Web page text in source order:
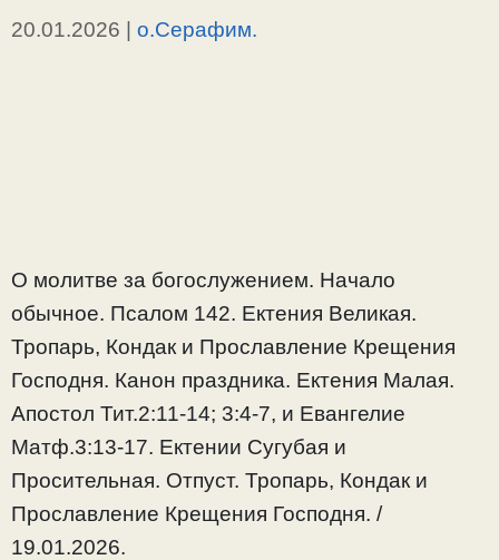
20.01.2026 | о.Серафим.
О молитве за богослужением. Начало
обычное. Псалом 142. Ектения Великая.
Тропарь, Кондак и Прославление Крещения
Господня. Канон праздника. Ектения Малая.
Апостол Тит.2:11-14; 3:4-7, и Евангелие
Матф.3:13-17. Ектении Сугубая и
Просительная. Отпуст. Тропарь, Кондак и
Прославление Крещения Господня. /
19.01.2026.